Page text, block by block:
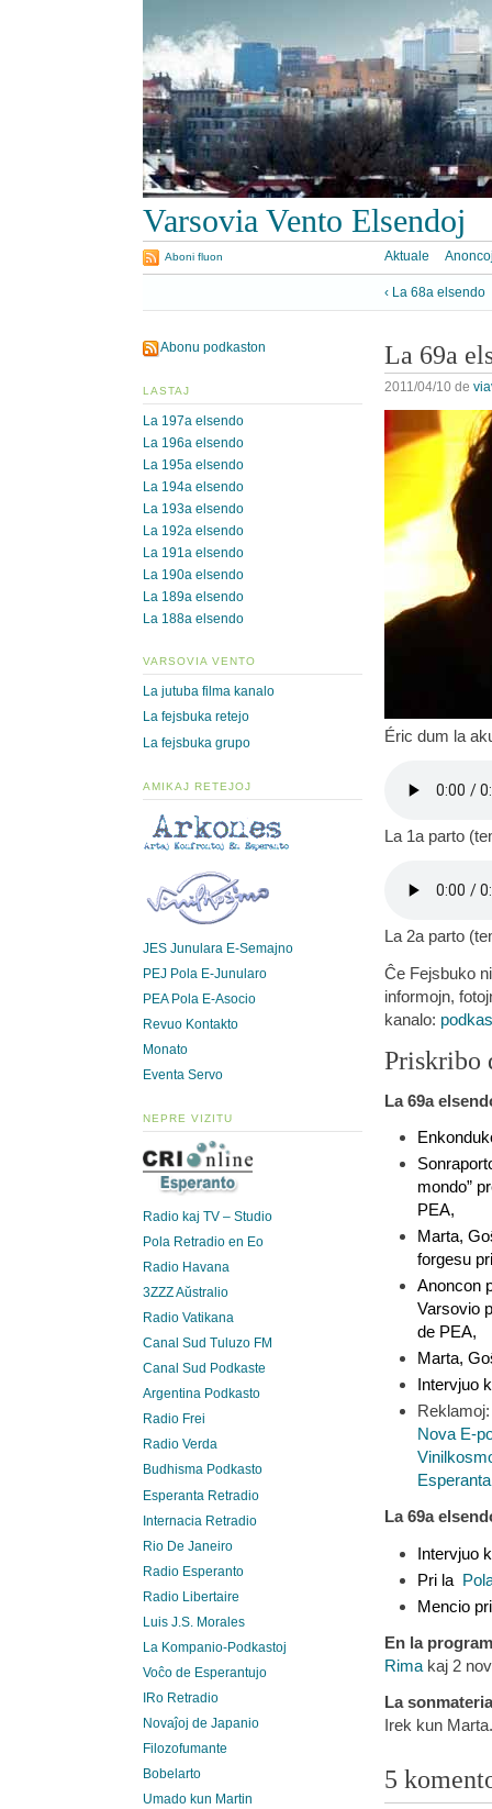
Varsovia Vento Elsendoj
Aktuale
Aboni fluon
‹ La 68a elsendo
La 69a
2011/04/10 de
Éric dum la
La 1a parto
La 2a parto
Ĉe Fejsbuko
informojn,
kanalo:
Priskribo
La 69a
mondo”
PEA,
Marta,
forgesu
Anoncon
Varsovio
de PEA,
Marta,
Intervjuo
Reklamoj:
Nova E-
La 69a
Intervjuo
Pri la
Mencio
En la
Rima kaj 2
La
Irek kun Marta.
5
Abonu podkaston
LASTAJ
La 197a elsendo
La 196a elsendo
La 195a elsendo
La 194a elsendo
La 193a elsendo
La 192a elsendo
La 191a elsendo
La 190a elsendo
La 189a elsendo
La 188a elsendo
VARSOVIA VENTO
La jutuba filma kanalo
La fejsbuka retejo
La fejsbuka grupo
AMIKAJ RETEJOJ
JES Junulara E-Semajno
PEJ Pola E-Junularo
PEA Pola E-Asocio
Revuo Kontakto
Monato
Eventa Servo
NEPRE VIZITU
Radio kaj TV – Studio
Pola Retradio en Eo
Radio Havana
3ZZZ Aŭstralio
Radio Vatikana
Canal Sud Tuluzo FM
Canal Sud Podkaste
Argentina Podkasto
Radio Frei
Radio Verda
Budhisma Podkasto
Esperanta Retradio
Internacia Retradio
Rio De Janeiro
Radio Esperanto
Radio Libertaire
Luis J.S. Morales
La Kompanio-Podkastoj
Voĉo de Esperantujo
IRo Retradio
Novaĵoj de Japanio
Filozofumante
Bobelarto
Umado kun Martin